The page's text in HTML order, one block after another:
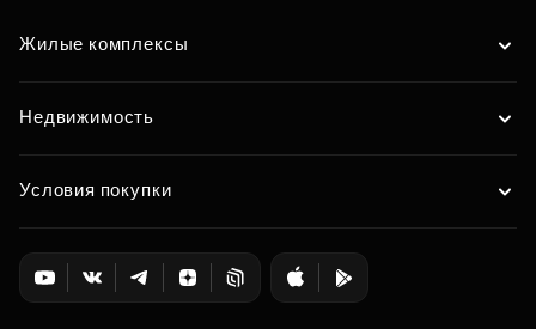
Жилые комплексы
Недвижимость
Условия покупки